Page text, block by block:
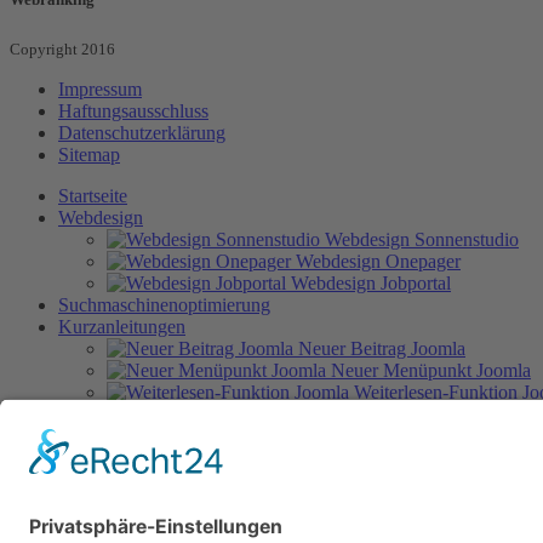
Copyright 2016
Impressum
Haftungsausschluss
Datenschutzerklärung
Sitemap
Startseite
Webdesign
Webdesign Sonnenstudio
Webdesign Onepager
Webdesign Jobportal
Suchmaschinenoptimierung
Kurzanleitungen
Neuer Beitrag Joomla
Neuer Menüpunkt Joomla
Weiterlesen-Funktion
Referenzen